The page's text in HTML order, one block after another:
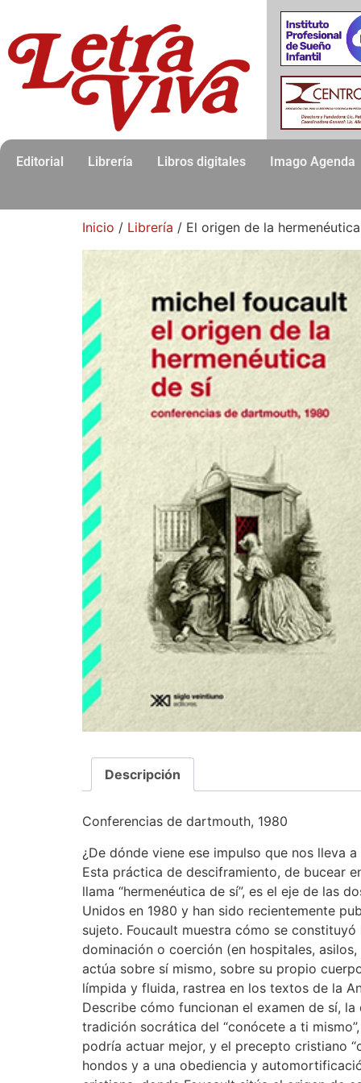
Editorial Librería Libros digitales Imago Agenda
Inicio / Librería / El origen de la
Descripción
Conferencias de dartmouth, 1980
¿De dónde viene ese impulso que nos lleva
Esta práctica de desciframiento, de bucear
llama “hermenéutica de sí”, es el eje de las
Unidos en 1980 y han sido recientemente
sujeto. Foucault muestra cómo se
dominación o coerción (en hospitales,
actúa sobre sí mismo, sobre su propio
límpida y fluida, rastrea en los textos de la
Describe cómo funcionan el examen de sí,
tradición socrática del “conócete a ti
podría actuar mejor, y el precepto cristiano
hondos y a una obediencia y